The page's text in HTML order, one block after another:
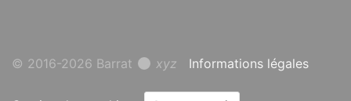
© 2016-2026 Barrat xyz Informations légales